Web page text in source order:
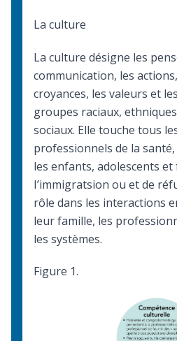
La culture
La culture désigne les
communication, les
croyances, les valeurs et
groupes raciaux,
sociaux. Elle touche tous
professionnels de la
les enfants, adolescents et
I’immigratsion ou et de
rôle dans les interactions
leur famille, les
les systèmes.
Figure 1.